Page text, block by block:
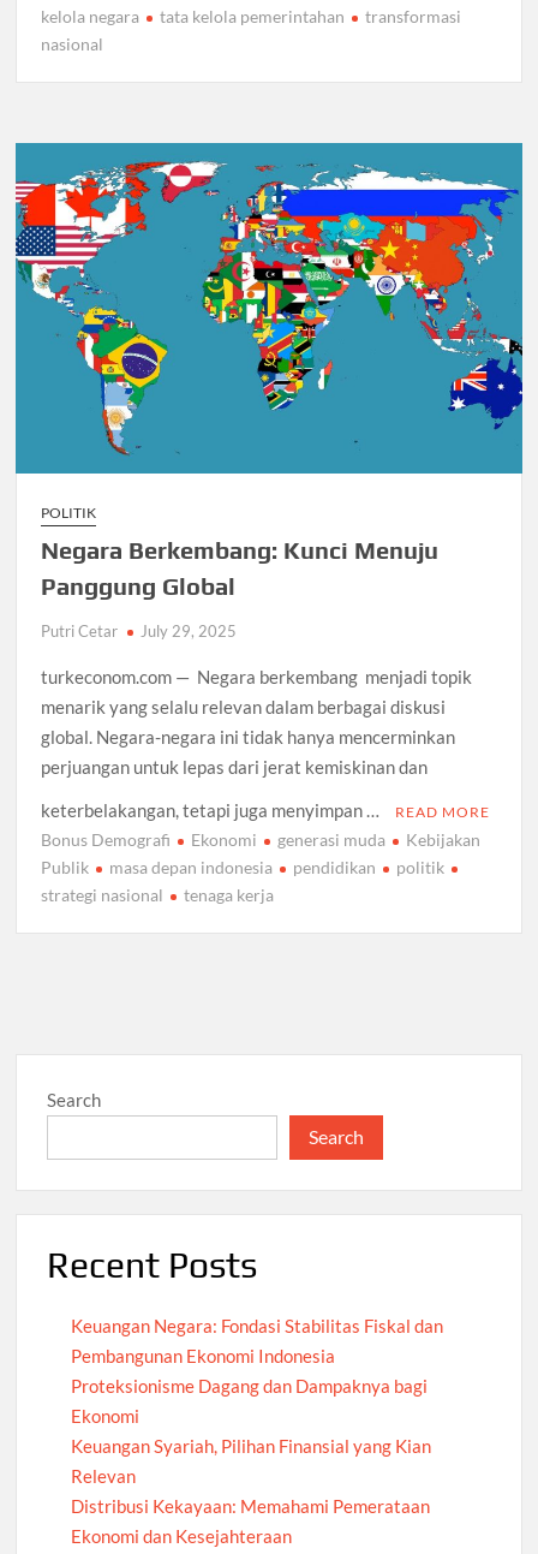
kelola negara
tata kelola pemerintahan
transformasi
nasional
POLITIK
Negara Berkembang: Kunci Menuju
Panggung Global
Putri Cetar July 29, 2025
turkeconom.com — Negara berkembang menjadi topik
menarik yang selalu relevan dalam berbagai diskusi
global. Negara-negara ini tidak hanya mencerminkan
perjuangan untuk lepas dari jerat kemiskinan dan
keterbelakangan, tetapi juga menyimpan …
READ MORE
Bonus Demografi Ekonomi generasi muda
Kebijakan
Publik
masa depan indonesia pendidikan
politik
strategi nasional
tenaga kerja
Search
Search
Recent Posts
Keuangan Negara: Fondasi Stabilitas Fiskal dan
Pembangunan Ekonomi Indonesia
Proteksionisme Dagang dan Dampaknya bagi
Ekonomi
Keuangan Syariah, Pilihan Finansial yang Kian
Relevan
Distribusi Kekayaan: Memahami Pemerataan
Ekonomi dan Kesejahteraan